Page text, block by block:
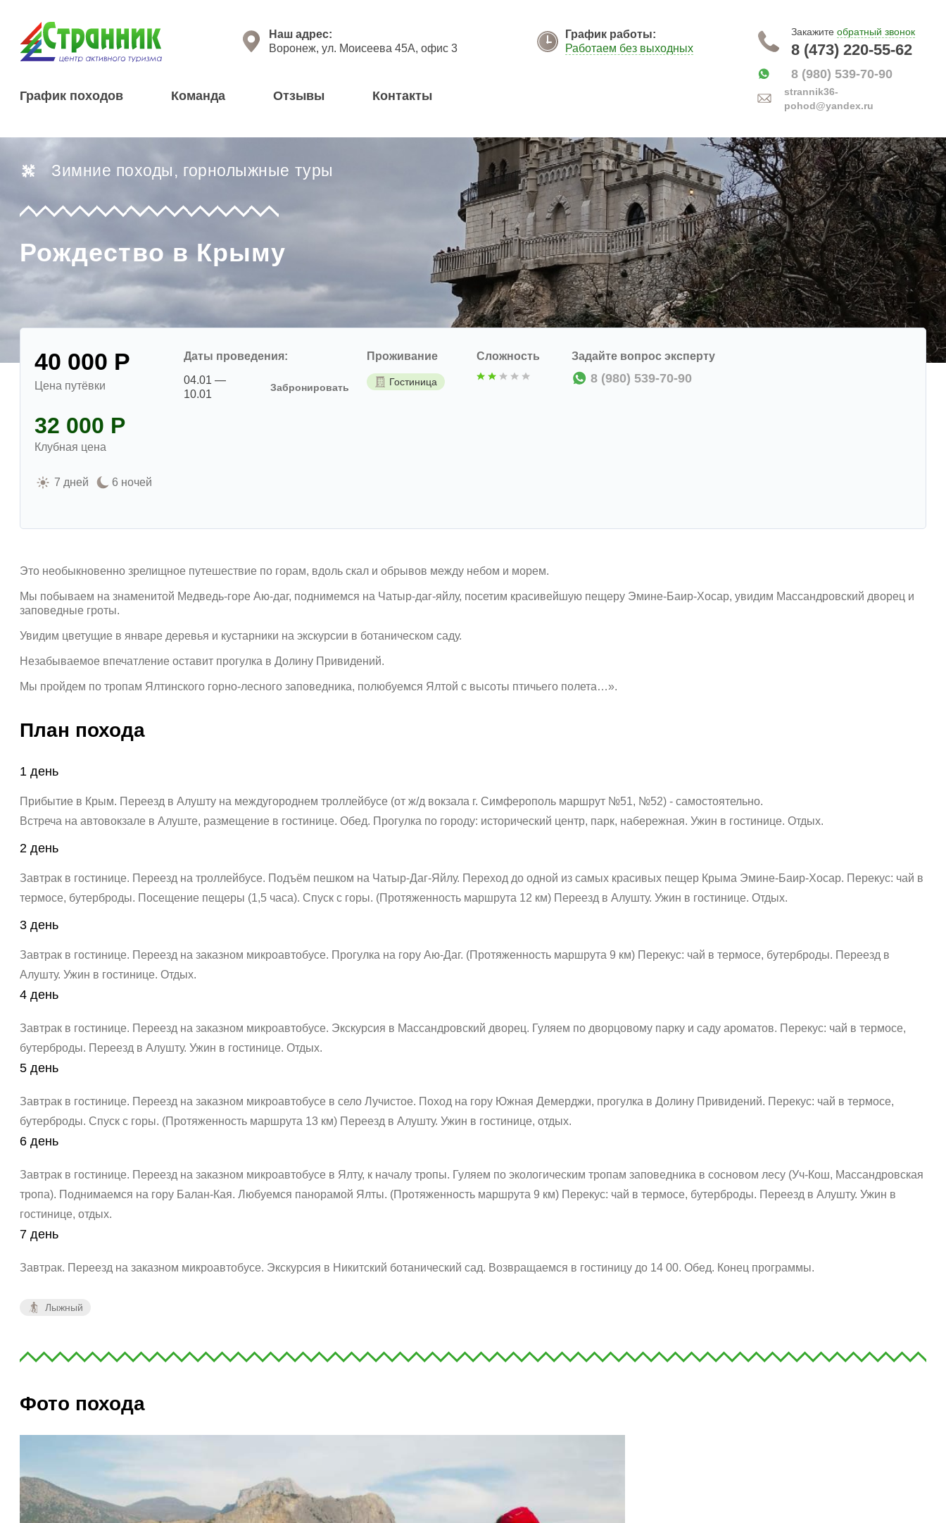
Наш адрес:
Воронеж, ул. Моисеева 45А, офис 3
График работы:
Работаем без выходных
Закажите обратный звонок
8 (473) 220-55-62
График походов Команда Отзывы Контакты
8 (980) 539-70-90
strannik36-
pohod@yandex.ru
Зимние походы, горнолыжные туры
Рождество в Крыму
Это необыкновенно зрелищное путешествие по горам, вдоль скал и обрывов между небом и морем.
Мы побываем на знаменитой Медведь-горе Аю-даг, поднимемся на Чатыр-даг-яйлу, посетим красивейшую пещеру Эмине-Баир-Хосар, увидим Массандровский дворец и
заповедные гроты.
Увидим цветущие в январе деревья и кустарники на экскурсии в ботаническом саду.
Незабываемое впечатление оставит прогулка в Долину Привидений.
Мы пройдем по тропам Ялтинского горно-лесного заповедника, полюбуемся Ялтой с высоты птичьего полета…».
План похода
1 день
Прибытие в Крым. Переезд в Алушту на междугороднем троллейбусе (от ж/д вокзала г. Симферополь маршрут №51, №52) - самостоятельно.
Встреча на автовокзале в Алуште, размещение в гостинице. Обед. Прогулка по городу: исторический центр, парк, набережная. Ужин в гостинице. Отдых.
2 день
Завтрак в гостинице. Переезд на троллейбусе. Подъём пешком на Чатыр-Даг-Яйлу. Переход до одной из самых красивых пещер Крыма Эмине-Баир-Хосар. Перекус: чай в
термосе, бутерброды. Посещение пещеры (1,5 часа). Спуск с горы. (Протяженность маршрута 12 км) Переезд в Алушту. Ужин в гостинице. Отдых.
3 день
Завтрак в гостинице. Переезд на заказном микроавтобусе. Прогулка на гору Аю-Даг. (Протяженность маршрута 9 км) Перекус: чай в термосе, бутерброды. Переезд в
Алушту. Ужин в гостинице. Отдых.
4 день
Завтрак в гостинице. Переезд на заказном микроавтобусе. Экскурсия в Массандровский дворец. Гуляем по дворцовому парку и саду ароматов. Перекус: чай в термосе,
бутерброды. Переезд в Алушту. Ужин в гостинице. Отдых.
5 день
Завтрак в гостинице. Переезд на заказном микроавтобусе в село Лучистое. Поход на гору Южная Демерджи, прогулка в Долину Привидений. Перекус: чай в термосе,
бутерброды. Спуск с горы. (Протяженность маршрута 13 км) Переезд в Алушту. Ужин в гостинице, отдых.
6 день
Завтрак в гостинице. Переезд на заказном микроавтобусе в Ялту, к началу тропы. Гуляем по экологическим тропам заповедника в сосновом лесу (Уч-Кош, Массандровская
тропа). Поднимаемся на гору Балан-Кая. Любуемся панорамой Ялты. (Протяженность маршрута 9 км) Перекус: чай в термосе, бутерброды. Переезд в Алушту. Ужин в
гостинице, отдых.
7 день
Завтрак. Переезд на заказном микроавтобусе. Экскурсия в Никитский ботанический сад. Возвращаемся в гостиницу до 14 00. Обед. Конец программы.
Лыжный
Фото похода
40 000 Р
Цена путёвки
32 000 Р
Клубная цена
7 дней 6 ночей
Даты проведения:
04.01 —
10.01
Забронировать
Сложность
Проживание
Гостиница
Задайте вопрос эксперту
8 (980) 539-70-90